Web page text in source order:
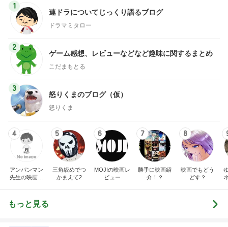
1
連ドラについてじっくり語るブログ
ドラマミタロー
2
ゲーム感想、レビューなどなど趣味に関するまとめ
こだまもとる
3
怒りくまのブログ（仮）
怒りくま
4
アンパンマン
先生の映画講
5
三角絞めでつ
かまえて2
6
MOJIの映画レ
ビュー
7
勝手に映画紹
介！？
8
映画でもどう
どす？
もっと見る